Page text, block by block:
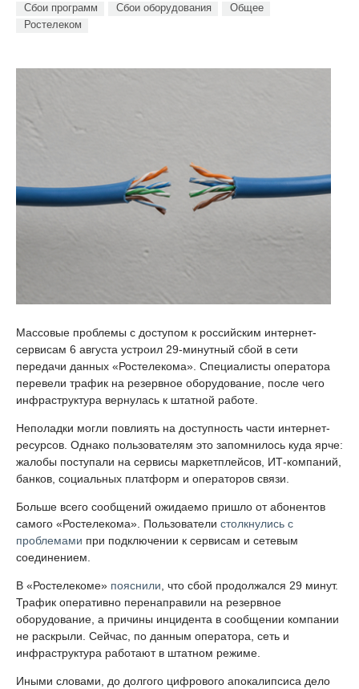
Сбои программ Сбои оборудования
Общее
Ростелеком
Массовые проблемы с доступом к российским интернет-
сервисам 6 августа устроил 29-минутный сбой в сети
передачи данных «Ростелекома». Специалисты оператора
перевели трафик на резервное оборудование, после чего
инфраструктура вернулась к штатной работе.
Неполадки могли повлиять на доступность части интернет-
ресурсов. Однако пользователям это запомнилось куда ярче:
жалобы поступали на сервисы маркетплейсов, ИТ-компаний,
банков, социальных платформ и операторов связи.
Больше всего сообщений ожидаемо пришло от абонентов
самого «Ростелекома». Пользователи столкнулись с
проблемами при подключении к сервисам и сетевым
соединением.
В «Ростелекоме» пояснили, что сбой продолжался 29 минут.
Трафик оперативно перенаправили на резервное
оборудование, а причины инцидента в сообщении компании
не раскрыли. Сейчас, по данным оператора, сеть и
инфраструктура работают в штатном режиме.
Иными словами, до долгого цифрового апокалипсиса дело